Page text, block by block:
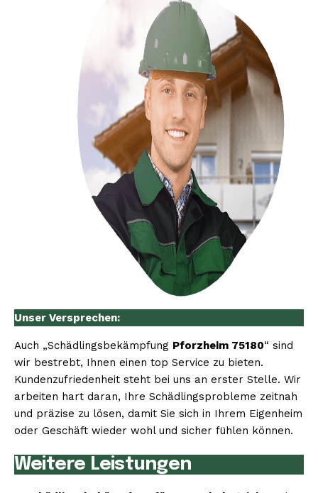
Unser Versprechen:
Auch „Schädlingsbekämpfung Pforzheim 75180“ sind
wir bestrebt, Ihnen einen top Service zu bieten.
Kundenzufriedenheit steht bei uns an erster Stelle. Wir
arbeiten hart daran, Ihre Schädlingsprobleme zeitnah
und präzise zu lösen, damit Sie sich in Ihrem Eigenheim
oder Geschäft wieder wohl und sicher fühlen können.
Weitere Leistungen